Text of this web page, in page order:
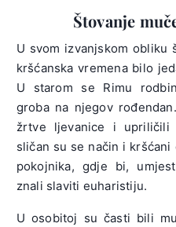
Štovanje
U svom izvanjskom obliku
kršćanska vremena bilo
U starom se Rimu
groba na njegov
žrtve ljevanice i upriličili
sličan su se način i
pokojnika, gdje bi,
znali slaviti euharistiju.
U osobitoj su časti bili